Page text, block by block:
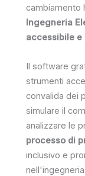
cambiamento
Ingegneria
accessibile e
Il software
strumenti
convalida dei
simulare il
analizzare le
processo di
inclusivo e